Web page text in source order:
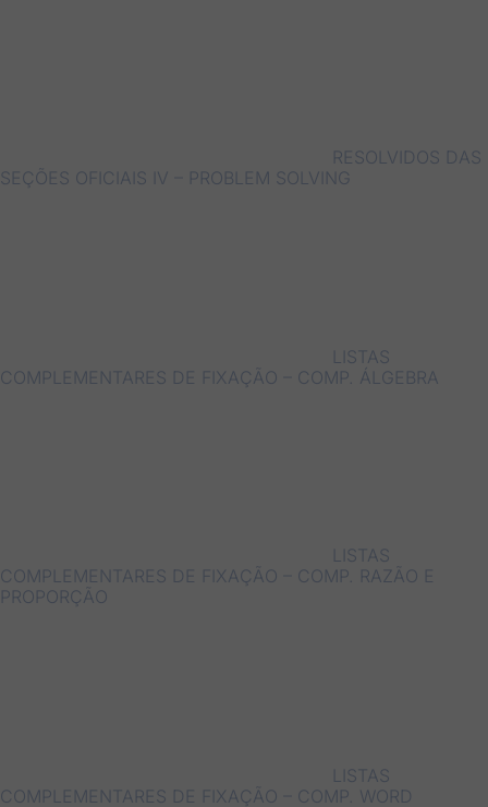
RESOLVIDOS DAS
SEÇÕES OFICIAIS IV – PROBLEM SOLVING
LISTAS
COMPLEMENTARES DE FIXAÇÃO – COMP. ÁLGEBRA
LISTAS
COMPLEMENTARES DE FIXAÇÃO – COMP. RAZÃO E
PROPORÇÃO
LISTAS
COMPLEMENTARES DE FIXAÇÃO – COMP. WORD